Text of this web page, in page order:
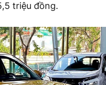
triệu đồng.